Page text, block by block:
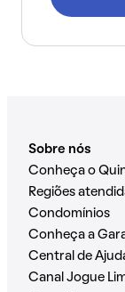
Sobre nós
Conheça o
Regiões
Condomínios
Conheça a
Central de
Canal Jogue